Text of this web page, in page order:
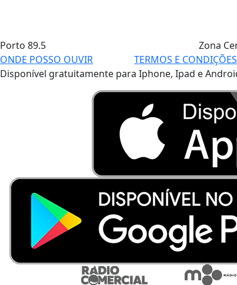
Porto 89.5 Zona
ONDE POSSO OUVIR
TERMOS E CONDIÇÕES
Disponível gratuitamente para Iphone, Ipad e